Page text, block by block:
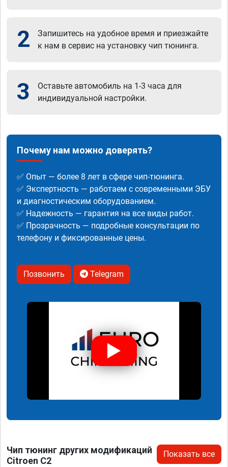
2
Запишитесь на удобное время и приезжайте
к нам в сервис на установку чип тюнинга.
3
Оставьте автомобиль на 1-3 часа для
индивидуальной настройки.
Почему нам можно доверять?
✅ Опыт — более 8 лет в сфере чип-тюнинга.
✅ Экспертность — работаем с современными ЭБУ
и диагностическим оборудованием.
✅ Надежность — гарантия на все виды работ.
✅ Прозрачность — подробные консультации по
телефону и фиксированные цены.
Позвонить Telegram
Чип тюнинг других модификаций
Citroen C2
Показать все